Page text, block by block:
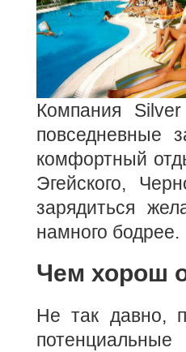
Компания
повседневные
комфортный
Эгейского,
зарядиться
намного бодрее.
Чем хорош
Не так давно,